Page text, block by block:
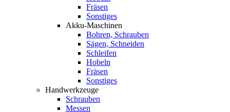
Fräsen
Sonstiges
Akku-Maschinen
Bohren, Schrauben
Sägen, Schneiden
Schleifen
Hobeln
Fräsen
Sonstiges
Handwerkzeuge
Schrauben
Messen